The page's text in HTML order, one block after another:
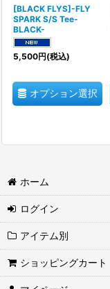
[BLACK FLYS]-FLY
SPARK S/S Tee-
BLACK-
5,500円(税込)
オプション選択
ホーム
ログイン
アイテム別
ショッピングカート